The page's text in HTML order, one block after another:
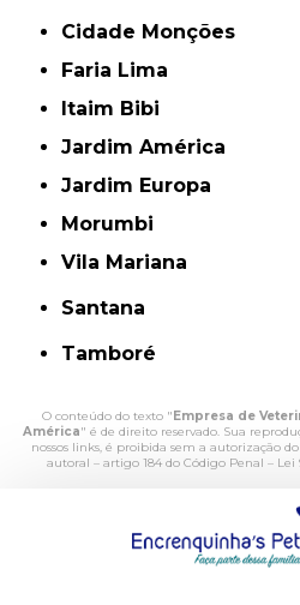
Cidade Monções
Faria Lima
Itaim Bibi
Jardim América
Jardim Europa
Morumbi
Vila Mariana
Santana
Tamboré
O conteúdo do texto " Empresa de
América" é de direito reservado. Sua
nossos links, é proibida sem a autorização
autoral – artigo 184 do Código Penal – Lei